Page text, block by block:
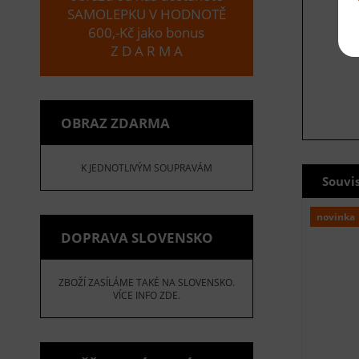
SAMOLEPKU V HODNOTĚ
600,-Kč jako bonus
Z D A R M A
OBRAZ ZDARMA
K JEDNOTLIVÝM SOUPRAVÁM
DOPRAVA SLOVENSKO
ZBOŽÍ ZASÍLÁME TAKÉ NA SLOVENSKO.
VÍCE INFO ZDE.
novinka